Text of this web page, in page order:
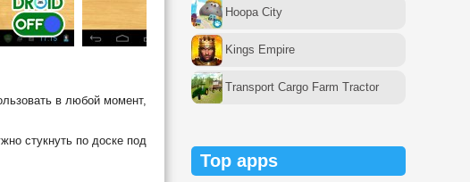
в любой момент,
стукнуть по доске под
Hoopa City
Kings Empire
Transport Cargo Farm Tractor
Top apps